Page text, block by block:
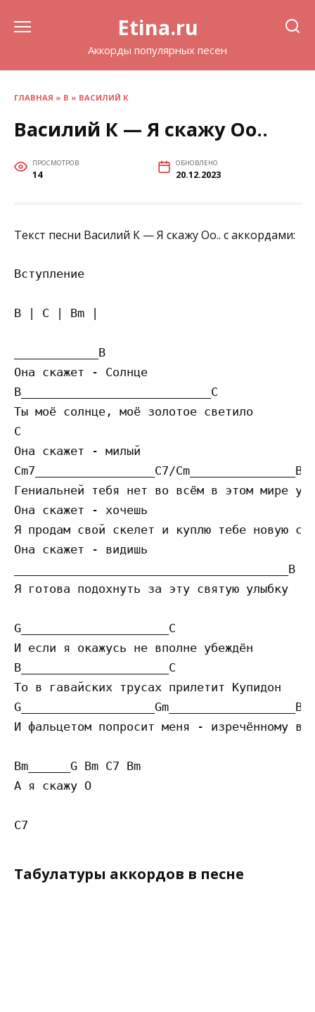
Etina.ru
Аккорды популярных песен
ГЛАВНАЯ » В » ВАСИЛИЙ К
Василий К — Я скажу Оо..
ПРОСМОТРОВ
14
ОБНОВЛЕНО
20.12.2023
Текст песни Василий К — Я скажу Оо.. с аккордами:
Вступление
B | C | Bm |
____________B
Она скажет - Солнце
B___________________________C
Ты моё солнце, моё золотое светило
C
Она скажет - милый
Cm7_________________C7/Cm_______________B
Гениальней тебя нет во всём в этом мире
Она скажет - хочешь
Я продам свой скелет и куплю тебе новую
Она скажет - видишь
_______________________________________B
Я готова подохнуть за эту святую улыбку
G_____________________C
И если я окажусь не вполне убеждён
B_____________________C
То в гавайских трусах прилетит Купидон
G___________________Gm__________________Bm
И фальцетом попросит меня - изречённому
Bm______G Bm C7 Bm
А я скажу О
Табулатуры аккордов в песне